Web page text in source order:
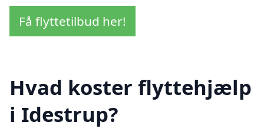
Få flyttetilbud her!
Hvad koster flyttehjælp
i Idestrup?